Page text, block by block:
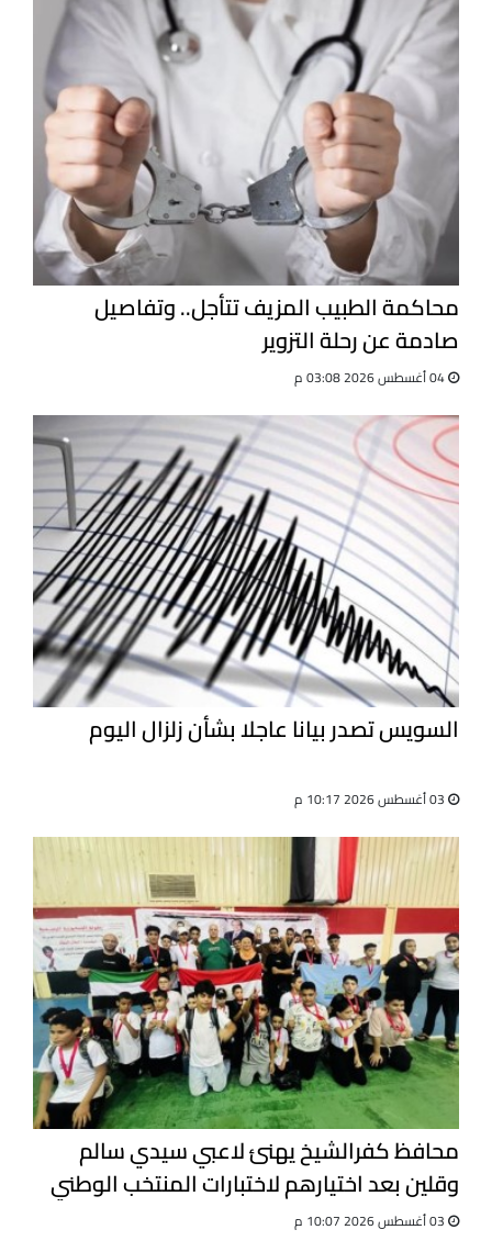
محاكمة الطبيب المزيف تتأجل.. وتفاصيل
صادمة عن رحلة التزوير
السويس تصدر بيانا عاجلا بشأن زلزال اليوم
محافظ كفرالشيخ يهنئ لاعبي سيدي سالم
وقلين بعد اختيارهم لاختبارات المنتخب الوطني
للجيت كونى دو